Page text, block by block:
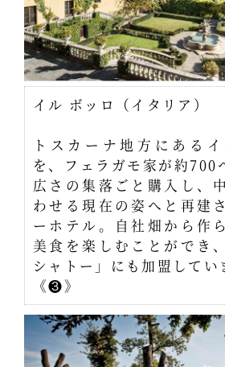
イル ボッロ（イタリア）
トスカーナ地方にある
を、フェラガモ家が約700
広さの集落ごと購入し、
わせる現在の姿へと再建
ーホテル。自社畑から作
美食を楽しむことができ
シャトー」にも加盟してい
《❸》